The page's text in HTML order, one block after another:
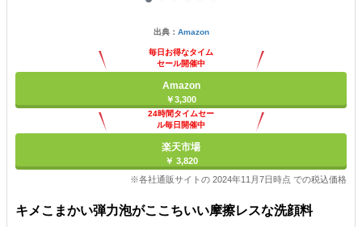
出典： Amazon
毎日お得なタイム
セール開催中
Amazon
￥3,300
24時間タイムセー
ル毎日開催中
楽天市場
￥ 3,820
※各社通販サイトの 2024年11月7日時点 での税込価格
キメこまかい弾力泡がここちいい摩擦レスな洗顔料